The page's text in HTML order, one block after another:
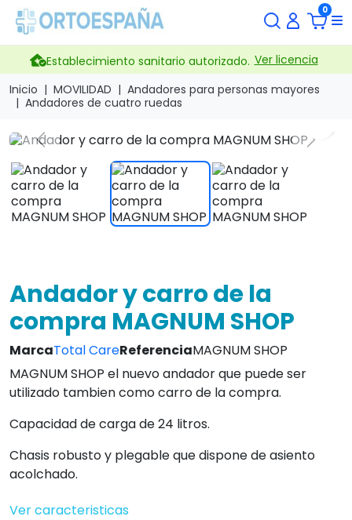
0
Establecimiento sanitario autorizado. Ver licencia
Inicio
MOVILIDAD
Andadores para personas mayores
Andadores de cuatro ruedas
Previous Next
Andador y carro de la
compra MAGNUM SHOP
MarcaTotal CareReferenciaMAGNUM SHOP
MAGNUM SHOP el nuevo andador que puede ser
utilizado tambien como carro de la compra.
Capacidad de carga de 24 litros.
Chasis robusto y plegable que dispone de asiento
acolchado.
Ver caracteristicas